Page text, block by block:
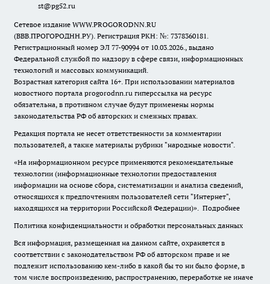
st@pg52.ru
Сетевое издание WWW.PROGORODNN.RU
(ВВВ.ПРОГОРОДНН.РУ). Регистрация РКН: №: 7378360181.
Регистрационный номер ЭЛ 77-90994 от 10.03.2026., выдано
Федеральной службой по надзору в сфере связи, информационных
технологий и массовых коммуникаций.
Возрастная категория сайта 16+. При использовании материалов
новостного портала progorodnn.ru гиперссылка на ресурс
обязательна, в противном случае будут применены нормы
законодательства РФ об авторских и смежных правах.
Редакция портала не несет ответственности за комментарии
пользователей, а также материалы рубрики "народные новости".
«На информационном ресурсе применяются рекомендательные
технологии (информационные технологии предоставления
информации на основе сбора, систематизации и анализа сведений,
относящихся к предпочтениям пользователей сети "Интернет",
находящихся на территории Российской Федерации)». Подробнее
Политика конфиденциальности и обработки персональных данных
Вся информация, размещенная на данном сайте, охраняется в
соответствии с законодательством РФ об авторском праве и не
подлежит использованию кем-либо в какой бы то ни было форме, в
том числе воспроизведению, распространению, переработке не иначе